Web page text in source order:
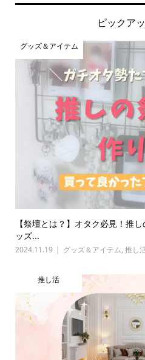
ピックア
グッズ＆アイテム
【祭壇とは？】オタク必見！推
ッズ...
2024.11.19 グッズ＆アイテム, 推し
推し活